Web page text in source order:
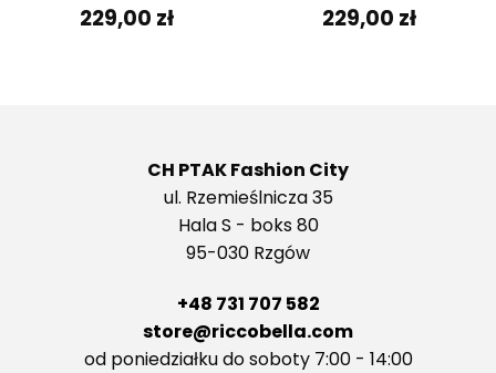
229,00 zł 229,00 zł
CH PTAK Fashion City
ul. Rzemieślnicza 35
Hala S - boks 80
95-030 Rzgów
+48 731 707 582
store@riccobella.com
od poniedziałku do soboty 7:00 - 14:00